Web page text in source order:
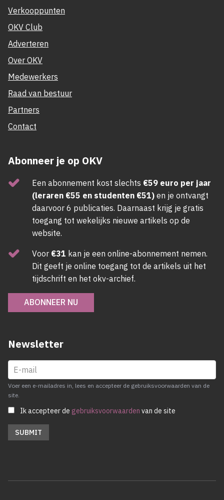
Verkooppunten
OKV Club
Adverteren
Over OKV
Medewerkers
Raad van bestuur
Partners
Contact
Abonneer je op OKV
Een abonnement kost slechts €59 euro per jaar
(leraren €55 en studenten €51) en je ontvangt
daarvoor 6 publicaties. Daarnaast krijg je gratis
toegang tot wekelijks nieuwe artikels op de
website.
Voor €31 kan je een online-abonnement nemen.
Dit geeft je online toegang tot de artikels uit het
tijdschrift en het okv-archief.
ABONNEER NU
Newsletter
Voer een e-mailadres in, lees en accepteer de gebruiksvoorwaarden van de
site.
Ik accepteer de gebruiksvoorwaarden van de site